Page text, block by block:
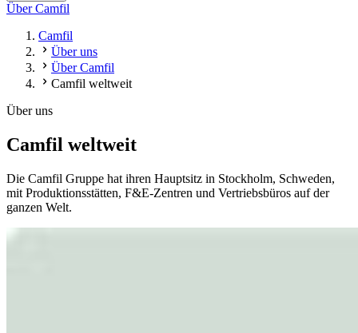
Über Camfil
Camfil
Über uns
Über Camfil
Camfil weltweit
Über uns
Camfil weltweit
Die Camfil Gruppe hat ihren Hauptsitz in Stockholm, Schweden,
mit Produktionsstätten, F&E-Zentren und Vertriebsbüros auf der
ganzen Welt.